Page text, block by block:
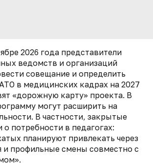
2026 года представители
ведомств и организаций
совещание и определить
в медицинских кадрах на 2027
«дорожную карту» проекта. В
могут расширить на
В частности, закрытые
о потребности в педагогах:
планируют привлекать через
и профильные смены совместно с